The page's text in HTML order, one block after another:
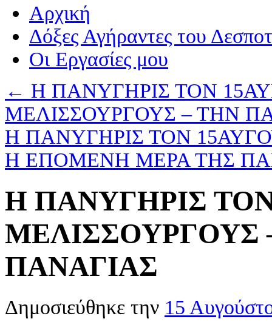
Αρχική
Δόξες Αγήραντες του
Οι Eργασίες μου
← Η ΠΑΝΥΓΗΡΙΣ ΤΟΝ
ΜΕΛΙΣΣΟΥΡΓΟΥΣ – ΤΗΝ
Η ΠΑΝΥΓΗΡΙΣ ΤΟΝ
Η ΕΠΟΜΕΝΗ ΜΕΡΑ ΤΗΣ
Η ΠΑΝΥΓΗΡΙΣ
ΜΕΛΙΣΣΟΥΡΓΟΥΣ
ΠΑΝΑΓΙΑΣ
Δημοσιεύθηκε την 15